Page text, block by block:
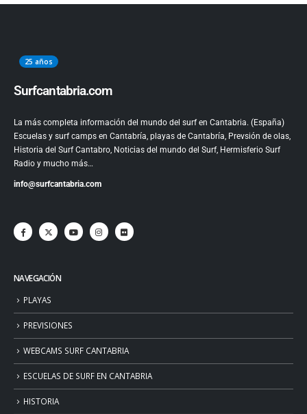
25 años
Surfcantabria.com
La más completa información del mundo del surf en Cantabria. (España)
Escuelas y surf camps en Cantabría, playas de Cantabría, Prevsión de olas,
Historia del Surf Cantabro, Noticias del mundo del Surf, Hermisferio Surf
Radio y mucho más…
info@surfcantabria.com
NAVEGACIÓN
PLAYAS
PREVISIONES
WEBCAMS SURF CANTABRIA
ESCUELAS DE SURF EN CANTABRIA
HISTORIA